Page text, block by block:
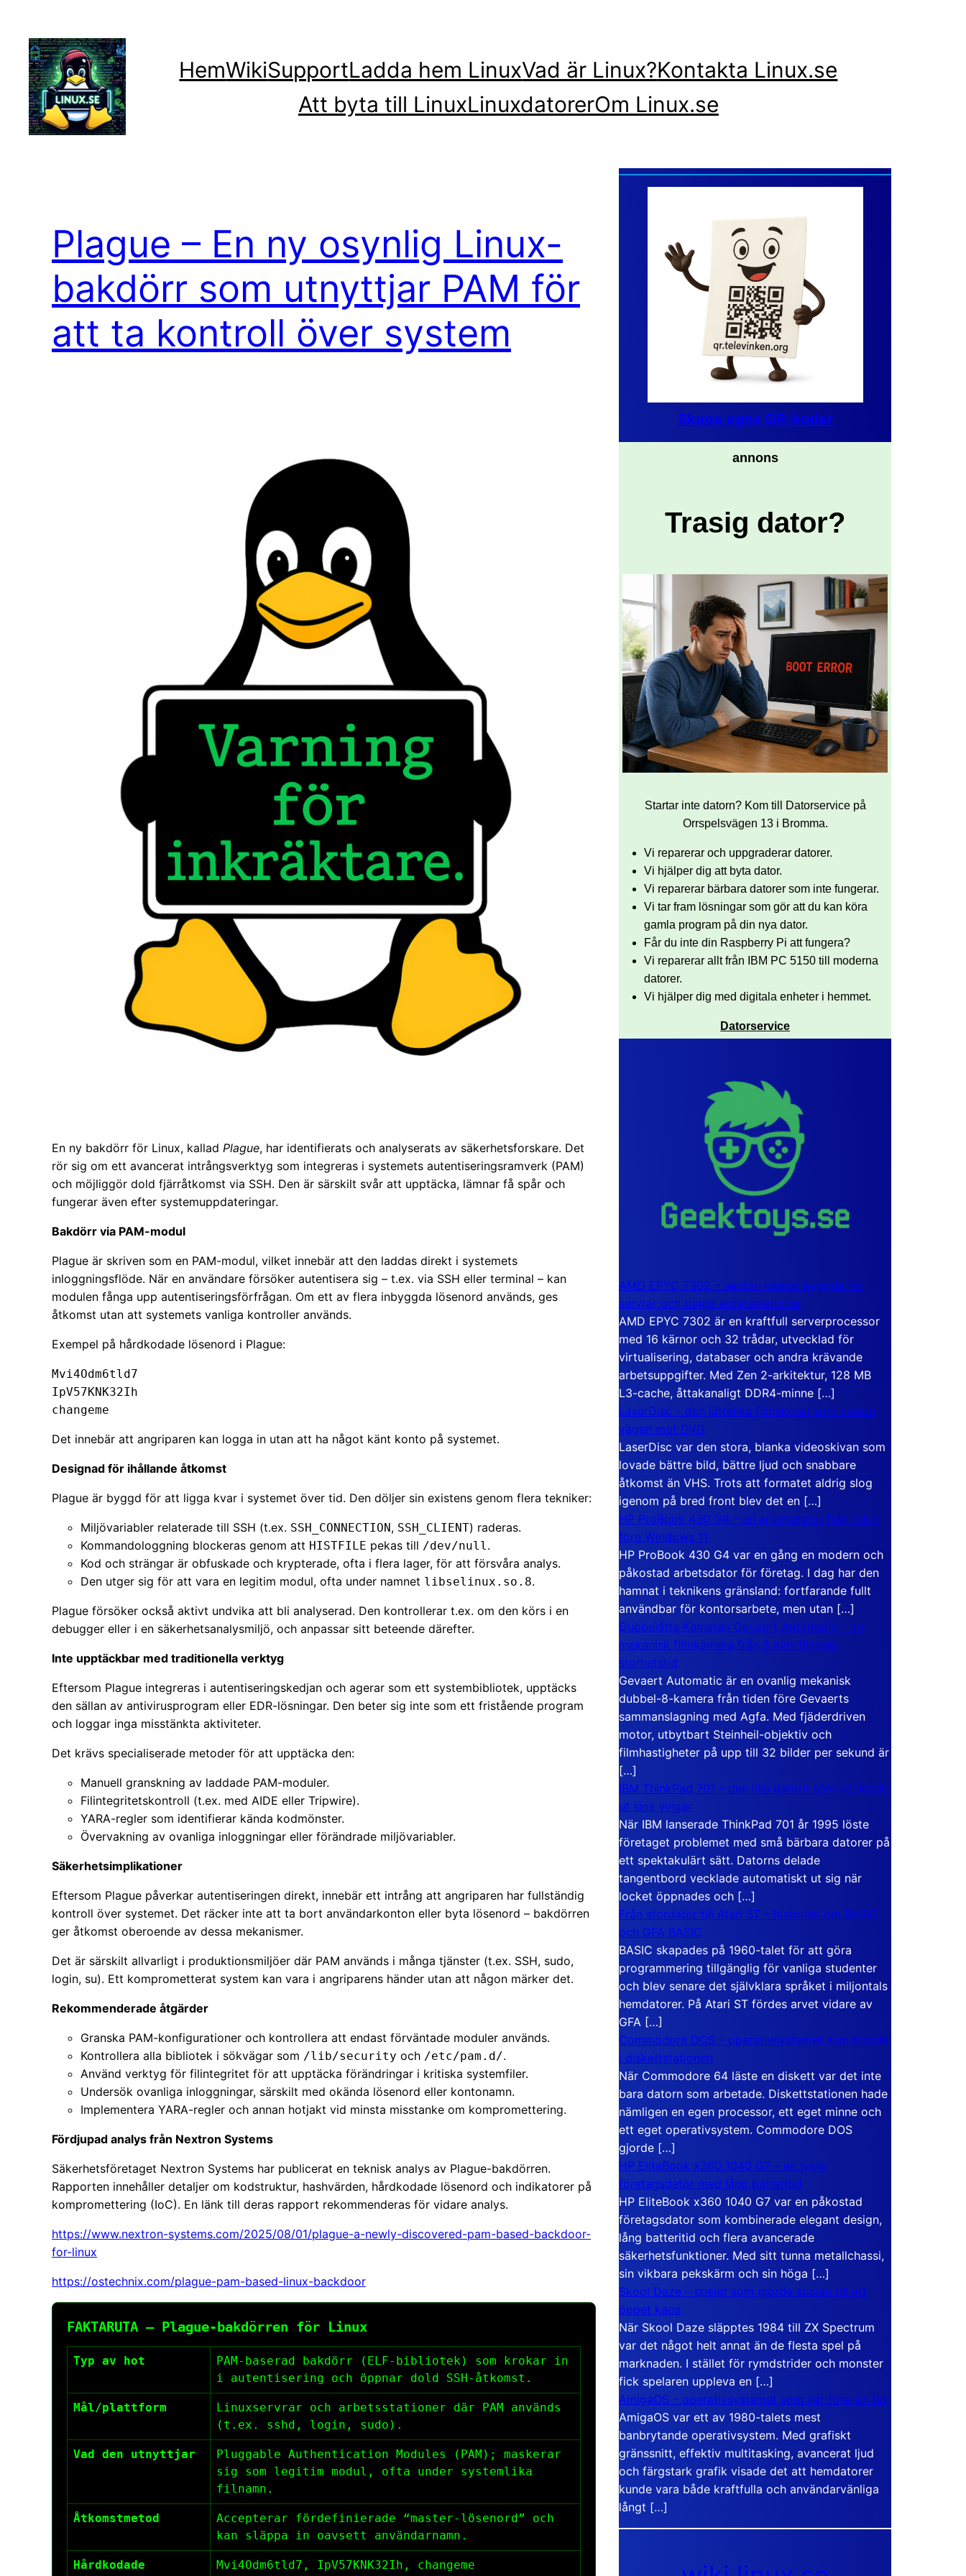
innehåll
HemWikiSupportLadda hem LinuxVad är Linux?Kontakta Linux.se
Att byta till LinuxLinuxdatorerOm Linux.se
Plague – En ny osynlig Linux-
bakdörr som utnyttjar PAM för
att ta kontroll över system
En ny bakdörr för Linux, kallad Plague, har identifierats och analyserats av säkerhetsforskare. Det
rör sig om ett avancerat intrångsverktyg som integreras i systemets autentiseringsramverk (PAM)
och möjliggör dold fjärråtkomst via SSH. Den är särskilt svår att upptäcka, lämnar få spår och
fungerar även efter systemuppdateringar.
Bakdörr via PAM-modul
Plague är skriven som en PAM-modul, vilket innebär att den laddas direkt i systemets
inloggningsflöde. När en användare försöker autentisera sig – t.ex. via SSH eller terminal – kan
modulen fånga upp autentiseringsförfrågan. Om ett av flera inbyggda lösenord används, ges
åtkomst utan att systemets vanliga kontroller används.
Exempel på hårdkodade lösenord i Plague:
Mvi4Odm6tld7
IpV57KNK32Ih
Det innebär att angriparen kan logga in utan att ha något känt konto på systemet.
Designad för ihållande åtkomst
Plague är byggd för att ligga kvar i systemet över tid. Den döljer sin existens genom flera tekniker:
Miljövariabler relaterade till SSH (t.ex. SSH_CONNECTION , SSH_CLIENT) raderas.
Kommandologgning blockeras genom att HISTFILE pekas till /dev/null.
Kod och strängar är obfuskade och krypterade, ofta i flera lager, för att försvåra analys.
Den utger sig för att vara en legitim modul, ofta under namnet libselinux.so.8.
Plague försöker också aktivt undvika att bli analyserad. Den kontrollerar t.ex. om den körs i en
debugger eller i en säkerhetsanalysmiljö, och anpassar sitt beteende därefter.
Inte upptäckbar med traditionella verktyg
Eftersom Plague integreras i autentiseringskedjan och agerar som ett systembibliotek, upptäcks
den sällan av antivirusprogram eller EDR-lösningar. Den beter sig inte som ett fristående program
och loggar inga misstänkta aktiviteter.
Det krävs specialiserade metoder för att upptäcka den:
Manuell granskning av laddade PAM-moduler.
Filintegritetskontroll (t.ex. med AIDE eller Tripwire).
YARA-regler som identifierar kända kodmönster.
Övervakning av ovanliga inloggningar eller förändrade miljövariabler.
Säkerhetsimplikationer
Eftersom Plague påverkar autentiseringen direkt, innebär ett intrång att angriparen har fullständig
kontroll över systemet. Det räcker inte att ta bort användarkonton eller byta lösenord – bakdörren
ger åtkomst oberoende av dessa mekanismer.
Det är särskilt allvarligt i produktionsmiljöer där PAM används i många tjänster (t.ex. SSH, sudo,
login, su). Ett komprometterat system kan vara i angriparens händer utan att någon märker det.
Rekommenderade åtgärder
Granska PAM-konfigurationer och kontrollera att endast förväntade moduler används.
Kontrollera alla bibliotek i sökvägar som /lib/security och /etc/pam.d/.
Använd verktyg för filintegritet för att upptäcka förändringar i kritiska systemfiler.
Undersök ovanliga inloggningar, särskilt med okända lösenord eller kontonamn.
Implementera YARA-regler och annan hotjakt vid minsta misstanke om kompromettering.
Fördjupad analys från Nextron Systems
Säkerhetsföretaget Nextron Systems har publicerat en teknisk analys av Plague-bakdörren.
Rapporten innehåller detaljer om kodstruktur, hashvärden, hårdkodade lösenord och indikatorer på
kompromettering (IoC). En länk till deras rapport rekommenderas för vidare analys.
https://www.nextron-systems.com/2025/08/01/plague-a-newly-discovered-pam-based-backdoor-
for-linux
https://ostechnix.com/plague-pam-based-linux-backdoor
FAKTARUTA – Plague-bakdörren för Linux
Typ av hot
PAM-baserad bakdörr (ELF-bibliotek) som krokar in
i autentisering och öppnar dold SSH-åtkomst.
Mål/plattform
Linuxservrar och arbetsstationer där PAM används
(t.ex. sshd , login , sudo ).
Vad den utnyttjar
Pluggable Authentication Modules (PAM); maskerar
sig som legitim modul, ofta under systemlika
filnamn.
Åtkomstmetod
Accepterar fördefinierade “master-lösenord” och
kan släppa in oavsett användarnamn.
Hårdkodade
Mvi4Odm6tld7 , IpV57KNK32Ih , changeme
Skapa egna QR-koder
annons
Trasig dator?
Startar inte datorn? Kom till Datorservice på
Orrspelsvägen 13 i Bromma.
Vi reparerar och uppgraderar datorer.
Vi hjälper dig att byta dator.
Vi reparerar bärbara datorer som inte fungerar.
Vi tar fram lösningar som gör att du kan köra
gamla program på din nya dator.
Får du inte din Raspberry Pi att fungera?
Vi reparerar allt från IBM PC 5150 till moderna
datorer.
Vi hjälper dig med digitala enheter i hemmet.
Datorservice
AMD EPYC 7302 – sexton kärnor byggda för
servrar och tunga arbetsstationer
AMD EPYC 7302 är en kraftfull serverprocessor
med 16 kärnor och 32 trådar, utvecklad för
virtualisering, databaser och andra krävande
arbetsuppgifter. Med Zen 2-arkitektur, 128 MB
L3-cache, åttakanaligt DDR4-minne […]
LaserDisc – den jättelika filmskivan som visade
vägen mot DVD
LaserDisc var den stora, blanka videoskivan som
lovade bättre bild, bättre ljud och snabbare
åtkomst än VHS. Trots att formatet aldrig slog
igenom på bred front blev det en […]
HP ProBook 430 G4 – en arbetsdator från tiden
före Windows 11
HP ProBook 430 G4 var en gång en modern och
påkostad arbetsdator för företag. I dag har den
hamnat i teknikens gränsland: fortfarande fullt
användbar för kontorsarbete, men utan […]
Dubbelåtta Kameran Gevaert Automatic – en
mekanisk filmkamera från 8 mm-filmens
storhetstid
Gevaert Automatic är en ovanlig mekanisk
dubbel-8-kamera från tiden före Gevaerts
sammanslagning med Agfa. Med fjäderdriven
motor, utbytbart Steinheil-objektiv och
filmhastigheter på upp till 32 bilder per sekund är
[…]
IBM ThinkPad 701 – den lilla datorn som vecklade
ut sina vingar
När IBM lanserade ThinkPad 701 år 1995 löste
företaget problemet med små bärbara datorer på
ett spektakulärt sätt. Datorns delade
tangentbord vecklade automatiskt ut sig när
locket öppnades och […]
Från stordator till Atari ST – historien om BASIC
och GFA BASIC
BASIC skapades på 1960-talet för att göra
programmering tillgänglig för vanliga studenter
och blev senare det självklara språket i miljontals
hemdatorer. På Atari ST fördes arvet vidare av
GFA […]
Commodore DOS – operativsystemet som bodde
i diskettstationen
När Commodore 64 läste en diskett var det inte
bara datorn som arbetade. Diskettstationen hade
nämligen en egen processor, ett eget minne och
ett eget operativsystem. Commodore DOS
gjorde […]
HP EliteBook x360 1040 G7 – en lyxig
företagsdator med lång batteritid
HP EliteBook x360 1040 G7 var en påkostad
företagsdator som kombinerade elegant design,
lång batteritid och flera avancerade
säkerhetsfunktioner. Med sitt tunna metallchassi,
sin vikbara pekskärm och sin höga […]
Skool Daze – spelet som gjorde skolan till ett
öppet kaos
När Skool Daze släpptes 1984 till ZX Spectrum
var det något helt annat än de flesta spel på
marknaden. I stället för rymdstrider och monster
fick spelaren uppleva en […]
AmigaOS – operativsystemet som var före sin tid
AmigaOS var ett av 1980-talets mest
banbrytande operativsystem. Med grafiskt
gränssnitt, effektiv multitasking, avancerat ljud
och färgstark grafik visade det att hemdatorer
kunde vara både kraftfulla och användarvänliga
långt […]